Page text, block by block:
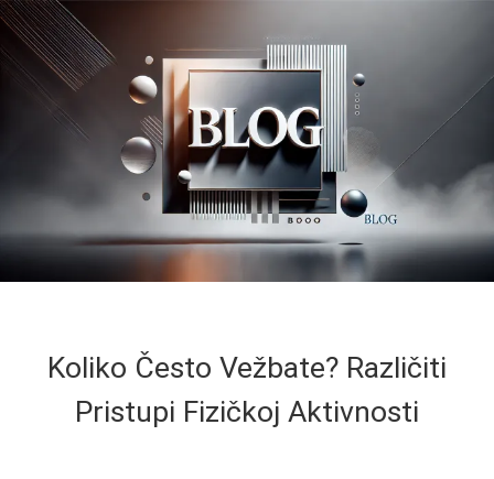
Koliko Često Vežbate? Različiti
Pristupi Fizičkoj Aktivnosti